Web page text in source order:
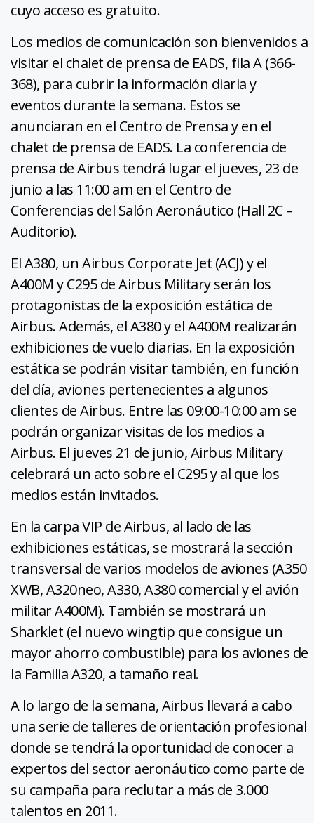
cuyo acceso es gratuito.
Los medios de comunicación son bienvenidos a
visitar el chalet de prensa de EADS, fila A (366-
368), para cubrir la información diaria y
eventos durante la semana. Estos se
anunciaran en el Centro de Prensa y en el
chalet de prensa de EADS. La conferencia de
prensa de Airbus tendrá lugar el jueves, 23 de
junio a las 11:00 am en el Centro de
Conferencias del Salón Aeronáutico (Hall 2C –
Auditorio).
El A380, un Airbus Corporate Jet (ACJ) y el
A400M y C295 de Airbus Military serán los
protagonistas de la exposición estática de
Airbus. Además, el A380 y el A400M realizarán
exhibiciones de vuelo diarias. En la exposición
estática se podrán visitar también, en función
del día, aviones pertenecientes a algunos
clientes de Airbus. Entre las 09:00-10:00 am se
podrán organizar visitas de los medios a
Airbus. El jueves 21 de junio, Airbus Military
celebrará un acto sobre el C295 y al que los
medios están invitados.
En la carpa VIP de Airbus, al lado de las
exhibiciones estáticas, se mostrará la sección
transversal de varios modelos de aviones (A350
XWB, A320neo, A330, A380 comercial y el avión
militar A400M). También se mostrará un
Sharklet (el nuevo wingtip que consigue un
mayor ahorro combustible) para los aviones de
la Familia A320, a tamaño real.
A lo largo de la semana, Airbus llevará a cabo
una serie de talleres de orientación profesional
donde se tendrá la oportunidad de conocer a
expertos del sector aeronáutico como parte de
su campaña para reclutar a más de 3.000
talentos en 2011.